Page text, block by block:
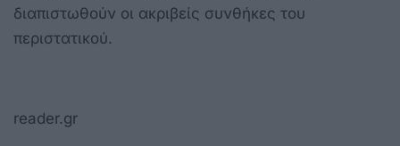
διαπιστωθούν οι ακριβείς συνθήκες του
περιστατικού.
reader.gr